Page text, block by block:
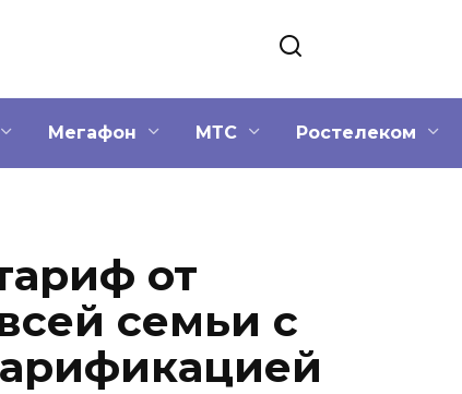
Мегафон МТС Ростелеком
от
семьи с